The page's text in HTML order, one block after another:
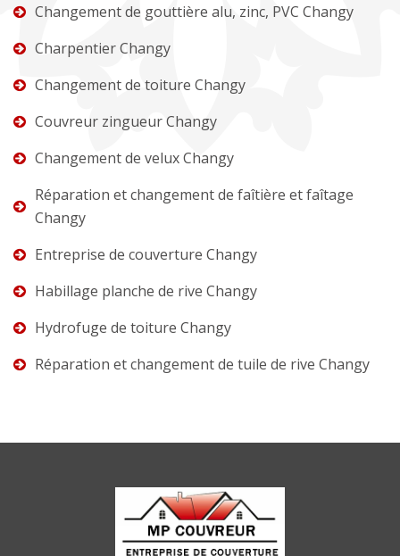
Changement de gouttière alu, zinc, PVC Changy
Charpentier Changy
Changement de toiture Changy
Couvreur zingueur Changy
Changement de velux Changy
Réparation et changement de faîtière et faîtage
Changy
Entreprise de couverture Changy
Habillage planche de rive Changy
Hydrofuge de toiture Changy
Réparation et changement de tuile de rive Changy